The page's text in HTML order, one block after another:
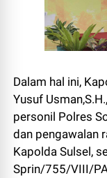
Dalam hal ini,
Yusuf
personil Polres
dan pengawalan
Kapolda Sulsel,
Sprin/755/VIII/